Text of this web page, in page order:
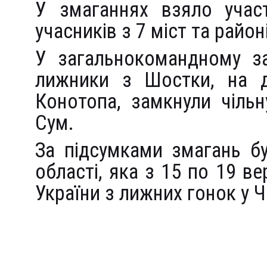
У змаганнях взяло
учасників з 7 міст та
У загальнокомандному
лижники з Шостки, на
Конотопа, замкнули
Сум.
За підсумками змагань
області, яка з 15 по 19
України з лижних гонок у